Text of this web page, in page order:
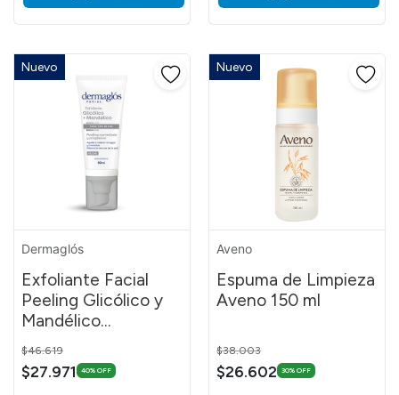
Nuevo
Dermaglós
Exfoliante Facial
Peeling Glicólico y
Mandélico
Dermaglós 50 ml
Price reduced from
$46.619
$27.971 40% OFF
Nuevo
Aveno
Espuma de Limpieza
Aveno 150 ml
Price reduced from
$38.003
$26.602 30% OFF